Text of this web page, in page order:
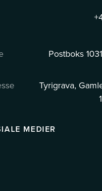
Postboks
Tyrigrava,
MEDIER